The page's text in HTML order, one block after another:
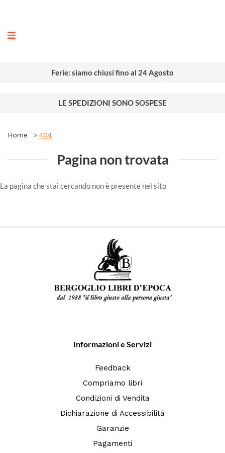
Ferie: siamo chiusi fino al 24 Agosto
LE SPEDIZIONI SONO SOSPESE
Home 404
Pagina non trovata
La pagina che stai cercando non è presente nel sito
Informazioni e Servizi
Feedback
Compriamo libri
Condizioni di Vendita
Dichiarazione di Accessibilità
Garanzie
Pagamenti